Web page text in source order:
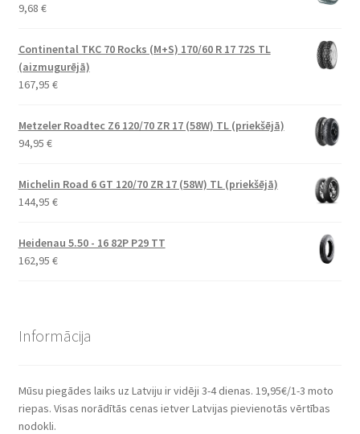
9,68 €
Continental TKC 70 Rocks (M+S) 170/60 R 17 72S TL
(aizmugurējā)
167,95 €
Metzeler Roadtec Z6 120/70 ZR 17 (58W) TL (priekšējā)
94,95 €
Michelin Road 6 GT 120/70 ZR 17 (58W) TL (priekšējā)
144,95 €
Heidenau 5.50 - 16 82P P29 TT
162,95 €
Informācija
Mūsu piegādes laiks uz Latviju ir vidēji 3-4 dienas. 19,95€/1-3 moto
riepas. Visas norādītās cenas ietver Latvijas pievienotās vērtības
nodokli.